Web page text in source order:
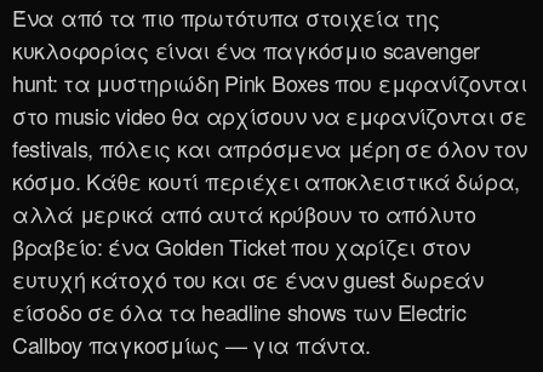
Ένα από τα πιο πρωτότυπα στοιχεία της
κυκλοφορίας είναι ένα παγκόσμιο scavenger
hunt: τα μυστηριώδη Pink Boxes που εμφανίζονται
στο music video θα αρχίσουν να εμφανίζονται σε
festivals, πόλεις και απρόσμενα μέρη σε όλον τον
κόσμο. Κάθε κουτί περιέχει αποκλειστικά δώρα,
αλλά μερικά από αυτά κρύβουν το απόλυτο
βραβείο: ένα Golden Ticket που χαρίζει στον
ευτυχή κάτοχό του και σε έναν guest δωρεάν
είσοδο σε όλα τα headline shows των Electric
Callboy παγκοσμίως — για πάντα.